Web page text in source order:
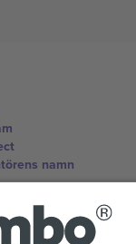
namn
program